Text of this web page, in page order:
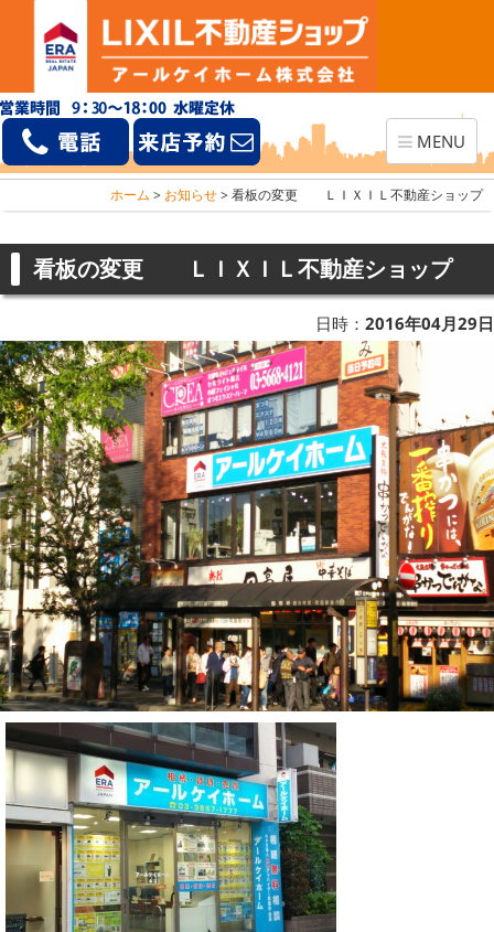
Toggle
navigation
MENU
ホーム > お知らせ>看板の変更 ＬＩＸＩＬ不動産ショップ
看板の変更 ＬＩＸＩＬ不動産ショップ
日時： 2016年04月29日